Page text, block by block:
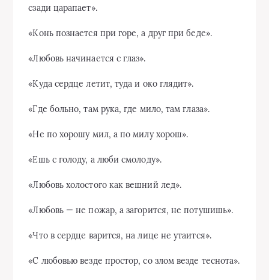
сзади царапает».
«Конь познается при горе, а друг при беде».
«Любовь начинается с глаз».
«Куда сердце летит, туда и око глядит».
«Где больно, там рука, где мило, там глаза».
«Не по хорошу мил, а по милу хорош».
«Ешь с голоду, а люби смолоду».
«Любовь холостого как вешний лед».
«Любовь — не пожар, а загорится, не потушишь».
«Что в сердце варится, на лице не утаится».
«С любовью везде простор, со злом везде теснота».